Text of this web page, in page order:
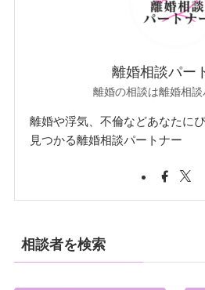
離婚相談パー
離婚の相談は離婚相
離婚や浮気、不倫などあなたに
見つかる離婚相談パートナー
相談者を検索